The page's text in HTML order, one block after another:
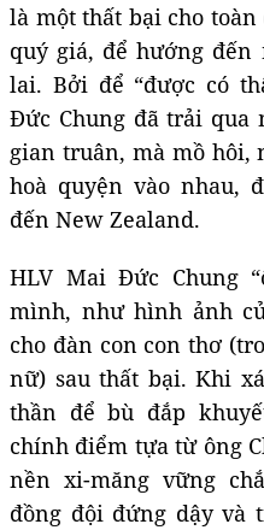
là một thất bại cho
quý giá, để hướng
lai. Bởi để “được có
Đức Chung đã trải qua
gian truân, mà mồ hôi,
hoà quyện vào nhau,
đến New Zealand.
HLV Mai Đức Chung
mình, như hình ảnh
cho đàn con con thơ
nữ) sau thất bại. Khi
thần để bù đắp
chính điểm tựa từ ông
nền xi-măng vững
đồng đội đứng dậy và